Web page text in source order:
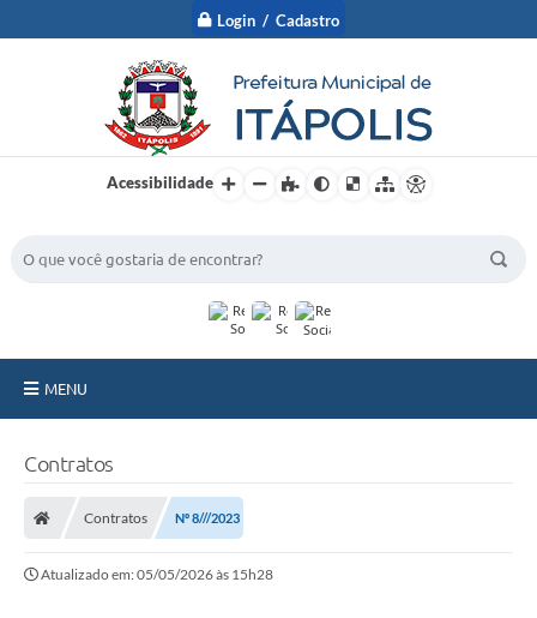
Login / Cadastro
Acessibilidade
MENU
Serviços Online
Contratos
Contratos Nº 8///2023
Atualizado em: 05/05/2026 às 15h28